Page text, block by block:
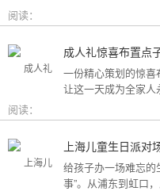
用构成参考，你可
阅读：
成人礼惊喜布置点
一份精心策划的惊
让这一天成为全家
而头疼，不妨收下
细节创意，帮你打
阅读：
上海儿童生日派对
给孩子办一场难忘的
事”。从浦东到虹口